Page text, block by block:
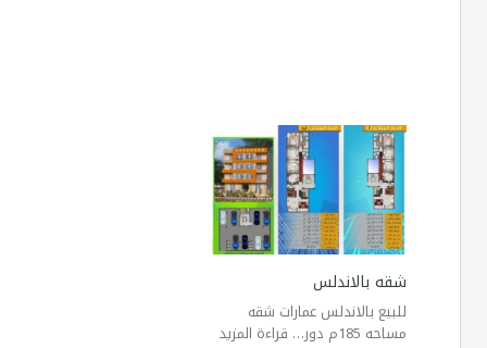
شقه بالاندلس
للبيع بالاندلس عمارات شقه
مساحه 185م دور…
قراءة المزيد